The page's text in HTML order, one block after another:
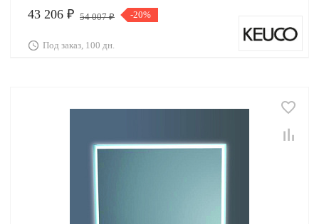
43 206 ₽ 54 007 ₽ -20%
Под заказ, 100 дн.